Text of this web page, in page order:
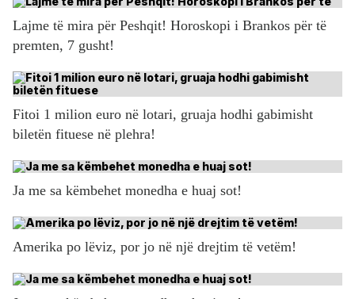
Lajme të mira për Peshqit! Horoskopi i Brankos për të
premten, 7 gusht!
Fitoi 1 milion euro në lotari, gruaja hodhi gabimisht
biletën fituese në plehra!
Ja me sa këmbehet monedha e huaj sot!
Amerika po lëviz, por jo në një drejtim të vetëm!